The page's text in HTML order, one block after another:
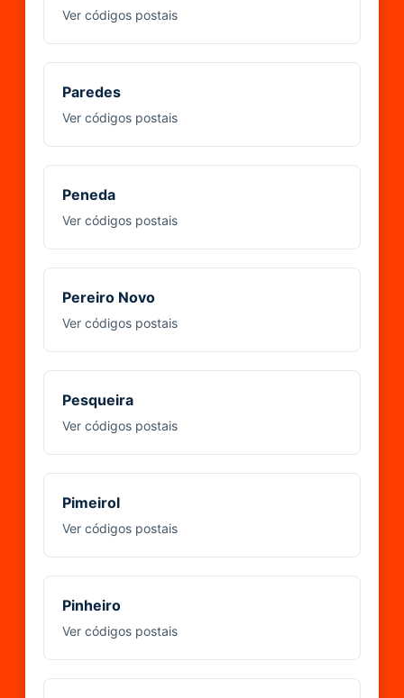
Ver códigos postais
Paredes
Ver códigos postais
Peneda
Ver códigos postais
Pereiro Novo
Ver códigos postais
Pesqueira
Ver códigos postais
Pimeirol
Ver códigos postais
Pinheiro
Ver códigos postais